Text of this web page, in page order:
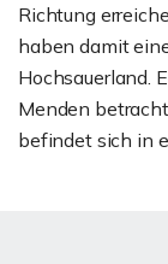
Richtung
haben damit
Hochsauerland.
Menden
befindet sich in